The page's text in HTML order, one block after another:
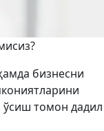
бизнесни
ўсиш томон дадил